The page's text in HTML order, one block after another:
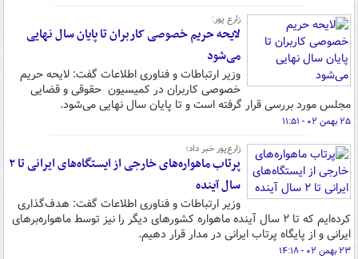
زارع پور:
لایحه حریم خصوصی کاربران تا پایان سال نهایی
می‌شود
وزیر ارتباطات و فناوری اطلاعات گفت: لایحه حریم
خصوصی کاربران در کمیسیون حقوقی و قضایی
مجلس مورد بررسی قرار گرفته است و تا پایان سال نهایی می‌شود.
۲۵ بهمن ۰۲ - ۱۱:۵۱
زارع‌پور خبر داد؛
پرتاب ماهواره‌های خارجی از ایستگاه‌های ایرانی تا ۲
سال آینده
وزیر ارتباطات و فناوری اطلاعات گفت: هدف‌گذاری
کرده‌ایم که تا ۲ سال آینده ماهواره کشورهای دیگر را نیز توسط ماهواره‌برهای
ایرانی و از پایگاه پرتاب ایرانی در مدار قرار دهیم.
۲۳ بهمن ۰۲ - ۱۴:۱۸